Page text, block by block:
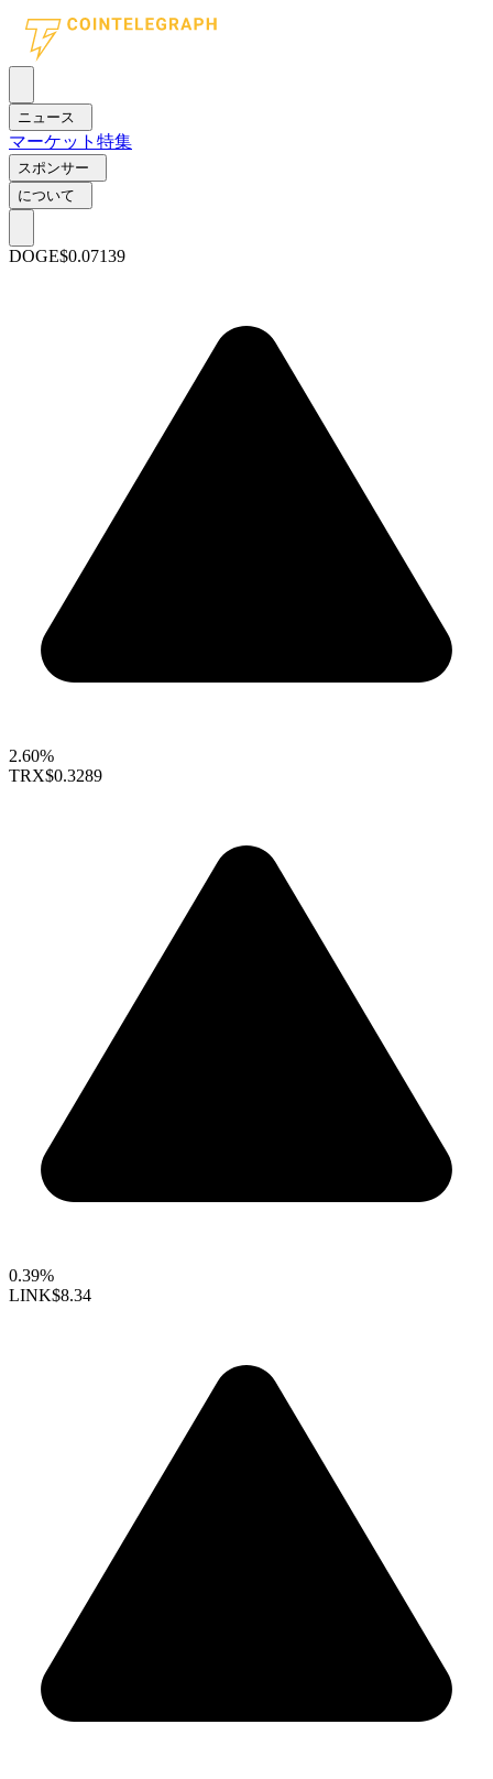
ニュース
マーケット 特集
スポンサー
について
DOGE$0.07139
2.60%
TRX$0.3289
0.39%
LINK$8.34